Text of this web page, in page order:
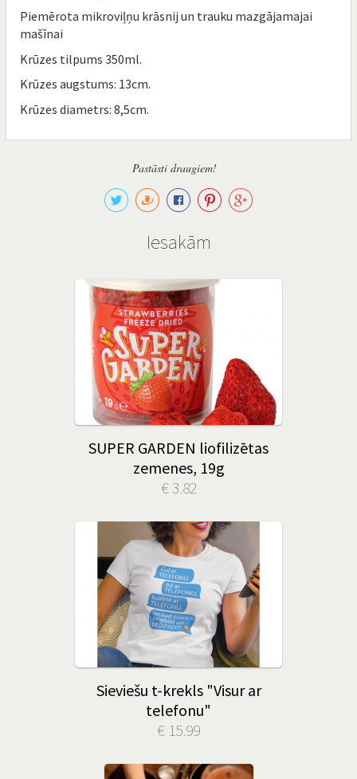
Piemērota mikroviļņu krāsnij un trauku mazgājamajai
mašīnai
Krūzes tilpums 350ml.
Krūzes augstums: 13cm.
Krūzes diametrs: 8,5cm.
Pastāsti draugiem!
Iesakām
SUPER GARDEN liofilizētas
zemenes, 19g
€ 3.82
Sieviešu t-krekls "Visur ar
telefonu"
€ 15.99